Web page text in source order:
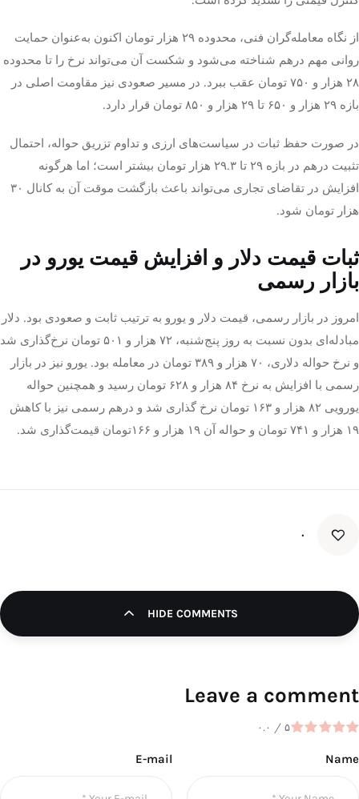
از نگاه معامله‌گران فنی، محدوده ۲۹ هزار تومان اکنون به‌عنوان حمایت
روانی مهم درهم شناخته می‌شود و شکست آن می‌تواند نرخ را تا محدوده
۲۸ هزار و ۷۵۰ تومان عقب ببرد. در مسیر صعودی نیز مقاومت اصلی در
بازه ۲۹ هزار و ۶۵۰ تا ۲۹ هزار و ۸۵۰ تومان قرار دارد.
در صورت حفظ ثبات در سیاست‌های ارزی و تداوم تزریق حواله، احتمال
تثبیت درهم در بازه ۲۹ تا ۲۹.۳ هزار تومان بیشتر است؛ اما هرگونه
افزایش در تقاضای تجاری می‌تواند باعث بازگشت موقت آن به کانال ۳۰
هزار تومان شود.
ثبات قیمت دلار و افزایش قیمت یورو در
بازار رسمی
امروز در بازار رسمی، قیمت دلار و یورو به ترتیب ثابت و صعودی بود. دلار
مبادله‌ای بدون نسبت به روز پنج‌شنبه، ۷۲ هزار و ۵۰۱ تومان نرخ‌گذاری شد
و نرخ حواله دلاری، ۷۰ هزار و ۳۸۹ تومان در معامله بود. یورو نیز در بازار
رسمی با افزایش به نرخ ۸۴ هزار و ۶۲۸ تومان رسید و همچنین حواله
یورویی ۸۲ هزار و ۱۶۳ تومان نرخ گذاری شد و درهم رسمی نیز با کاهش
۱۹ هزار و ۷۴۱ تومان و حواله آن ۱۹ هزار و ۱۶۶تومان قیمت‌گذاری شد.
۰
HIDE COMMENTS
Leave a comment
۰.۰ / ۵
Name
E-mail